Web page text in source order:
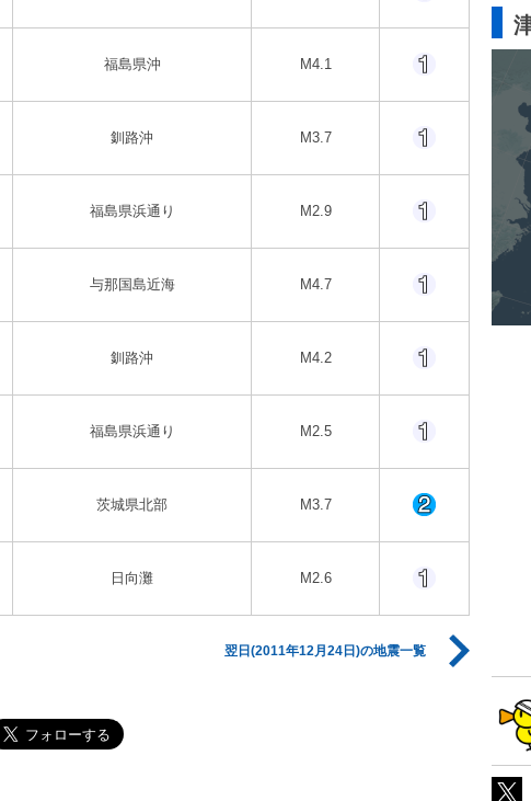
福島県沖 M4.1
釧路沖 M3.7
福島県浜通り M2.9
与那国島近海 M4.7
釧路沖 M4.2
福島県浜通り M2.5
茨城県北部 M3.7
日向灘 M2.6
翌日(2011年12月24日)の地震一覧